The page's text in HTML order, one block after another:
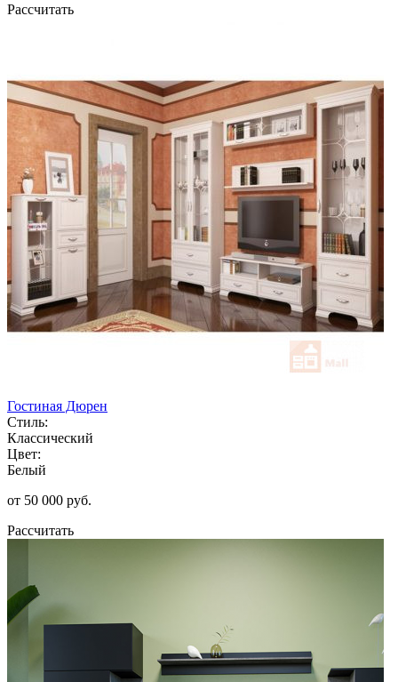
Рассчитать
Гостиная Дюрен
Стиль:
Классический
Цвет:
Белый
от 50 000 руб.
Рассчитать